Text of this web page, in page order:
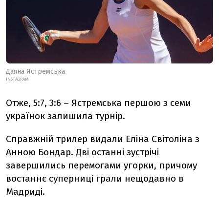
Даяна Ястремська
INSTAGRAM
Отже, 5:7, 3:6 – Ястремська першою з семи
українок залишила турнір.
Справжній трилер видали Еліна Світоліна з
Анною Бондар. Дві останні зустрічі
завершились перемогами угорки, причому
востаннє суперниці грали нещодавно в
Мадриді.